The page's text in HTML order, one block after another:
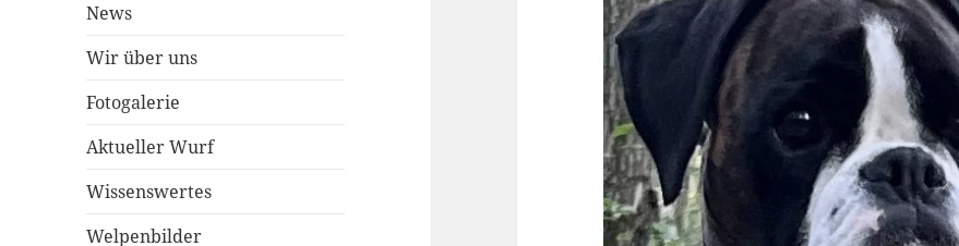
News
Wir über uns
Fotogalerie
Aktueller Wurf
Wissenswertes
Welpenbilder